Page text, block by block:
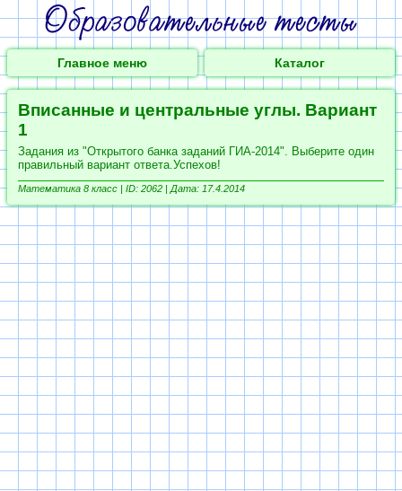
Главное меню Каталог
Вписанные и центральные углы. Вариант
1
Задания из "Открытого банка заданий ГИА-2014". Выберите один
правильный вариант ответа.Успехов!
Математика 8 класс | ID: 2062 | Дата: 17.4.2014